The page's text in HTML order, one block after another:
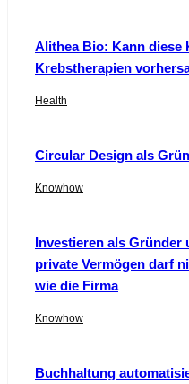
Alithea Bio: Kann diese
Krebstherapien
Health
Circular Design als
Knowhow
Investieren als Gründer
private Vermögen darf
wie die Firma
Knowhow
Buchhaltung